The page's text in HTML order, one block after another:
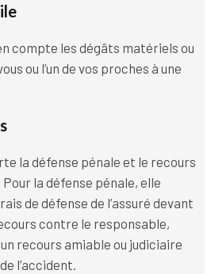
compte les dégâts matériels ou
ou l’un de vos proches à une
la défense pénale et le recours
la défense pénale, elle
de défense de l’assuré devant
contre le responsable,
recours amiable ou judiciaire
l’accident.